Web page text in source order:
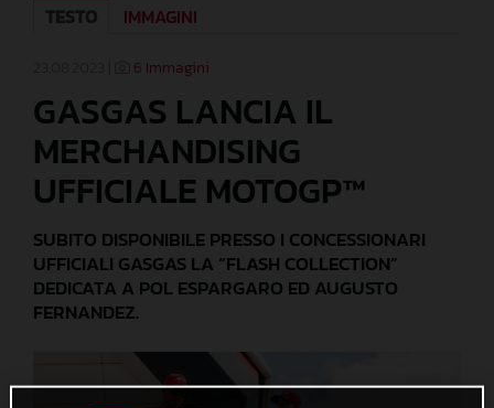
MEDIA
GASGAS
CONTATTI
TESTO IMMAGINI
6 Immagini
GASGAS LANCIA IL
MERCHANDISING
UFFICIALE MOTOGP™
SUBITO DISPONIBILE PRESSO I CONCESSIONARI
UFFICIALI GASGAS LA “FLASH COLLECTION”
DEDICATA A POL ESPARGARO ED AUGUSTO
FERNANDEZ.